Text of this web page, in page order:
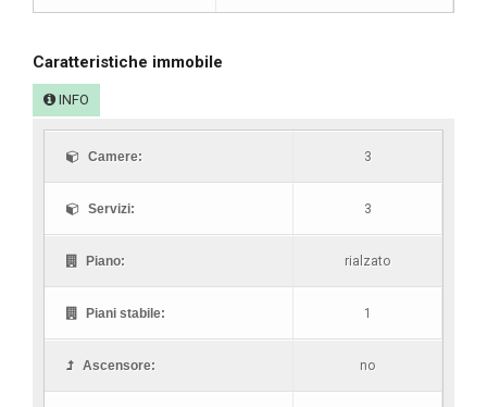
Caratteristiche immobile
INFO
Camere: 3
Servizi: 3
Piano: rialzato
Piani stabile: 1
Ascensore: no